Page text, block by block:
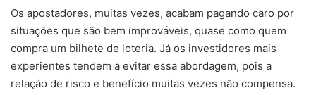
Os apostadores, muitas vezes, acabam pagando caro por
situações que são bem improváveis, quase como quem
compra um bilhete de loteria. Já os investidores mais
experientes tendem a evitar essa abordagem, pois a
relação de risco e benefício muitas vezes não compensa.